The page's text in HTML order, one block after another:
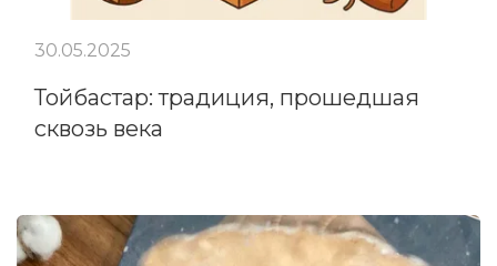
Тойбастар: традиция, прошедшая
сквозь века
30.05.2025